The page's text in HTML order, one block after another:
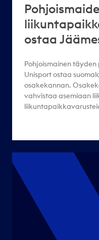
ostaa
Pohjoismainen
Unisport ostaa
osakekannan.
vahvistaa asemiaan